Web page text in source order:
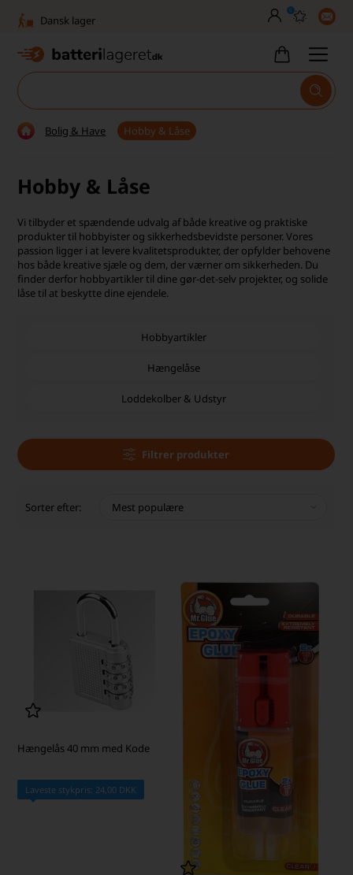
Dansk lager
30 dages returret
1040+ glade kunder på Trustpilot
Fri fragt over 499,-
30 dages returret
Tlf. er lukket uge 27-32
0
Bolig & Have Hobby & Låse
Hobby & Låse
Vi tilbyder et spændende udvalg af både kreative og praktiske
produkter til hobbyister og sikkerhedsbevidste personer. Vores
passion ligger i at levere kvalitetsprodukter, der opfylder behovene
hos både kreative sjæle og dem, der værner om sikkerheden. Du
finder derfor hobbyartikler til dine gør-det-selv projekter, og solide
låse til at beskytte dine ejendele.
Hobbyartikler
Hængelåse
Loddekolber & Udstyr
Filtrer produkter
Sorter efter:
Hængelås 40 mm med Kode
Laveste stykpris: 24,00 DKK